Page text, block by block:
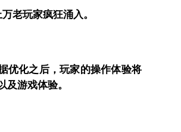
老玩家疯狂涌入。
优化之后，玩家的操作体验将
游戏体验。